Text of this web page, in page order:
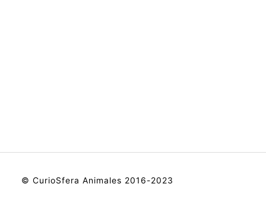
© CurioSfera Animales 2016-2023